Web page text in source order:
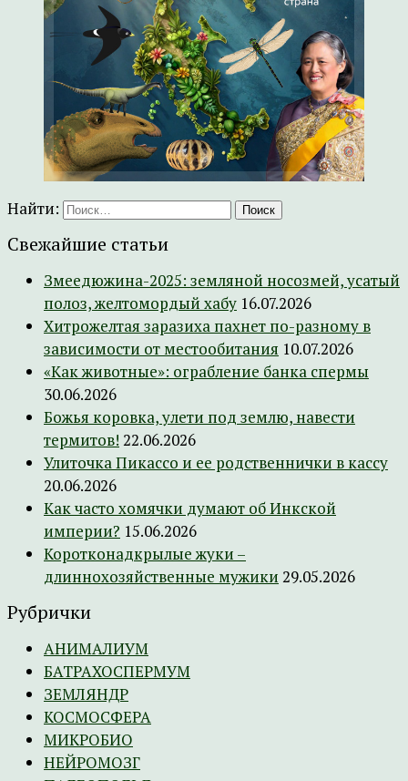
Найти:
Свежайшие статьи
Змеедюжина-2025: земляной носозмей, усатый
полоз, желтомордый хабу 16.07.2026
Хитрожелтая заразиха пахнет по-разному в
зависимости от местообитания 10.07.2026
«Как животные»: ограбление банка спермы
30.06.2026
Божья коровка, улети под землю, навести
термитов! 22.06.2026
Улиточка Пикассо и ее родственнички в кассу
20.06.2026
Как часто хомячки думают об Инкской
империи? 15.06.2026
Коротконадкрылые жуки –
длиннохозяйственные мужики 29.05.2026
Рубрички
АНИМАЛИУМ
БАТРАХОСПЕРМУМ
ЗЕМЛЯНДР
КОСМОСФЕРА
МИКРОБИО
НЕЙРОМОЗГ